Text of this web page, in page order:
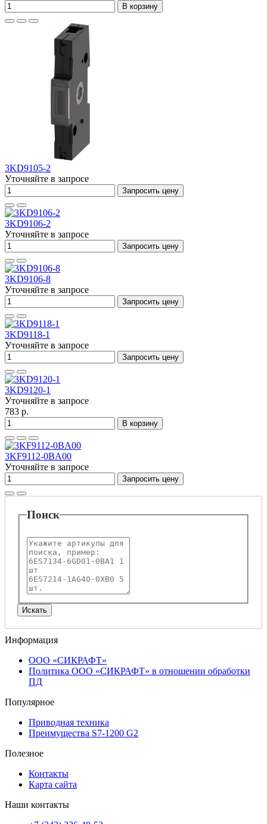
В корзину
3KD9105-2
Уточняйте в запросе
Запросить цену
3KD9106-2
Уточняйте в запросе
Запросить цену
3KD9106-8
Уточняйте в запросе
Запросить цену
3KD9118-1
Уточняйте в запросе
Запросить цену
3KD9120-1
Уточняйте в запросе
783 р.
В корзину
3KF9112-0BA00
Уточняйте в запросе
Запросить цену
Поиск
Информация
ООО «СИКРАФТ»
Политика ООО «СИКРАФТ» в отношении обработки
ПД
Популярное
Приводная техника
Преимущества S7-1200 G2
Полезное
Контакты
Карта сайта
Наши контакты